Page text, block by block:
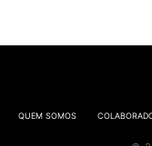
QUEM SOMOS